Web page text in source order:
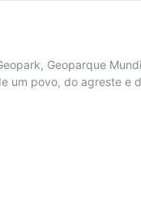
Geoparque
um povo, do agreste